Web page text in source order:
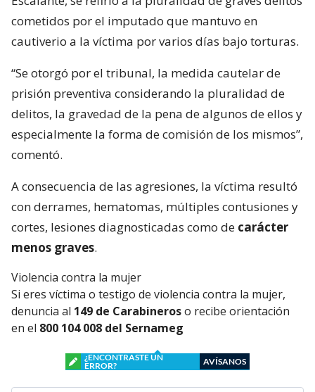
cometidos por el imputado que mantuvo en
cautiverio a la víctima por varios días bajo torturas.
“Se otorgó por el tribunal, la medida cautelar de
prisión preventiva considerando la pluralidad de
delitos, la gravedad de la pena de algunos de ellos y
especialmente la forma de comisión de los mismos”,
comentó.
A consecuencia de las agresiones, la víctima resultó
con derrames, hematomas, múltiples contusiones y
cortes, lesiones diagnosticadas como de carácter
menos graves.
Violencia contra la mujer
Si eres víctima o testigo de violencia contra la mujer,
denuncia al 149 de Carabineroso recibe orientación
en el 800 104 008 del Sernameg
¿ENCONTRASTE UN
ERROR?
AVÍSANOS